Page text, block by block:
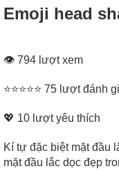
Emoji head
👁 794 lượt xem
⭐⭐⭐⭐⭐ 75 lượt đánh
💖 10 lượt yêu thích
Kí tự đặc biệt mặt đầu
mặt đầu lắc dọc đẹp